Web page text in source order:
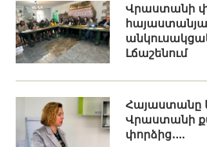
Վրաստանի
Լճաշենում
Հայաստանը
Վրաստանի
փորձից․...